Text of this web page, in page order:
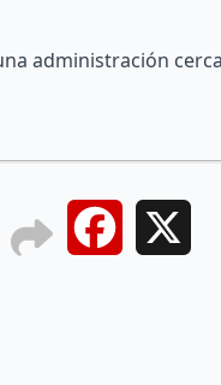
administración
Facebook